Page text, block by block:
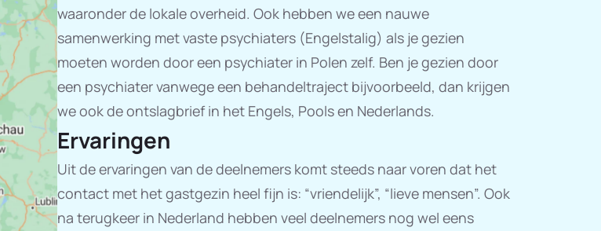
waaronder de lokale overheid. Ook hebben we een nauwe
samenwerking met vaste psychiaters (Engelstalig) als je gezien
moeten worden door een psychiater in Polen zelf. Ben je gezien door
een psychiater vanwege een behandeltraject bijvoorbeeld, dan krijgen
we ook de ontslagbrief in het Engels, Pools en Nederlands.
Ervaringen
Uit de ervaringen van de deelnemers komt steeds naar voren dat het
contact met het gastgezin heel fijn is: “vriendelijk”, “lieve mensen”. Ook
na terugkeer in Nederland hebben veel deelnemers nog wel eens